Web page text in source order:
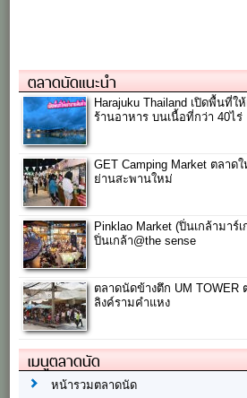
ตลาดนัดแนะนำ
Harajuku Thailand เปิดพื้นที่
ร้านอาหาร บนเนื้อที่กว่า 40ไร่
GET Camping Market ตลาด
ย่านสะพานใหม่
Pinklao Market (ปิ่นเกล้ามาร์
ปิ่นเกล้า@the sense
ตลาดนัดข้างตึก UM TOWER
ลิงค์รามคำแหง
เมนูตลาดนัด
หน้ารวมตลาดนัด